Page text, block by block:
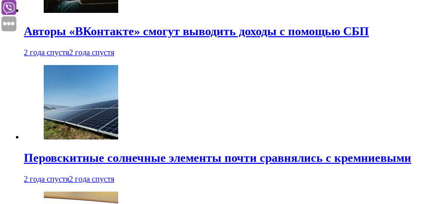
Авторы «ВКонтакте» смогут выводить доходы с помощью СБП
2 года спустя2 года спустя
Перовскитные солнечные элементы почти сравнялись с кремниевыми
2 года спустя2 года спустя